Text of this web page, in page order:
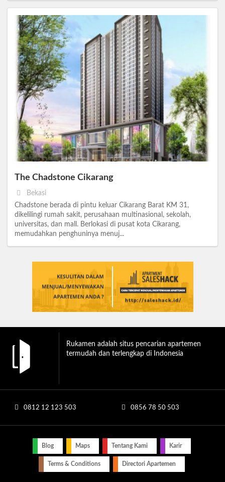
The Chadstone Cikarang
Bekasi
Chadstone berada di pintu keluar Cikarang Barat KM 31,
dikelilingi rumah sakit, perusahaan multinasional, sekolah,
universitas, dan mall. Berlokasi di pusat kota Cikarang,
memudahkan penghuninya menuj...
Rukamen adalah situs pencarian apartemen
termudah dan terlengkap di Indonesia
0812 12 123 503 0856 78 50 503
Blog Maps Tentang Kami Karir
Terms & Conditions Directori Apartemen